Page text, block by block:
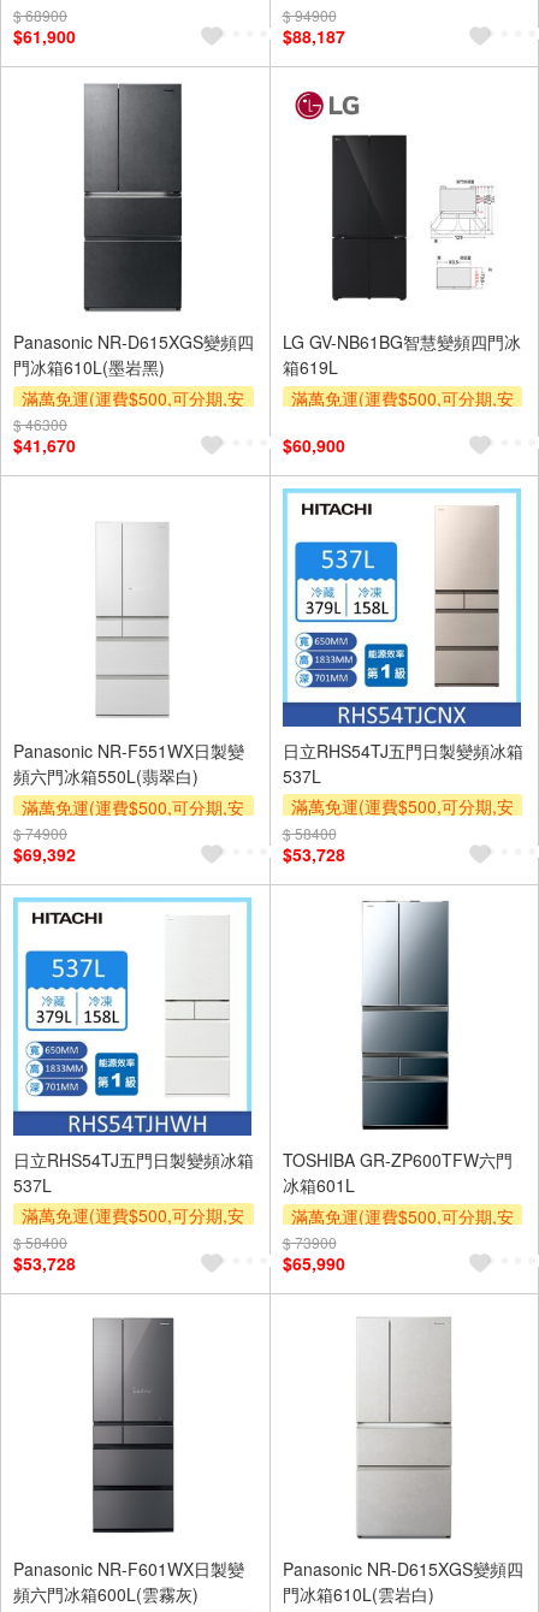
裝跨區費另計,單品未滿1萬元
及使用6期以上分期0利率,需付
基本安裝運費)
$ 68900
$61,900
裝跨區費另計,單品未滿1萬元
及使用6期以上分期0利率,需付
基本安裝運費)
下單贈
$ 94900
$88,187
Panasonic NR-D615XGS變頻四
門冰箱610L(墨岩黑)
滿萬免運(運費$500,可分期,安
裝跨區費另計,單品未滿1萬元
及使用6期以上分期0利率,需付
基本安裝運費)
$ 46300
$41,670
LG GV-NB61BG智慧變頻四門冰
箱619L
滿萬免運(運費$500,可分期,安
及使用6期以上分期0利率,需付
基本安裝運費)
$60,900
Panasonic NR-F551WX日製變
頻六門冰箱550L(翡翠白)
滿萬免運(運費$500,可分期,安
裝跨區費另計,單品未滿1萬元
及使用6期以上分期0利率,需付
基本安裝運費)
下單贈
$ 74900
$69,392
日立RHS54TJ五門日製變頻冰箱
537L
滿萬免運(運費$500,可分期,安
裝跨區費另計,單品未滿1萬元
及使用6期以上分期0利率,需付
基本安裝運費)
$ 58400
$53,728
日立RHS54TJ五門日製變頻冰箱
537L
滿萬免運(運費$500,可分期,安
裝跨區費另計,單品未滿1萬元
及使用6期以上分期0利率,需付
基本安裝運費)
$ 58400
$53,728
TOSHIBA GR-ZP600TFW六門
冰箱601L
滿萬免運(運費$500,可分期,安
裝跨區費另計,單品未滿1萬元
及使用6期以上分期0利率,需付
基本安裝運費)
$ 73900
$65,990
Panasonic NR-F601WX日製變
頻六門冰箱600L(雲霧灰)
Panasonic NR-D615XGS變頻四
門冰箱610L(雲岩白)